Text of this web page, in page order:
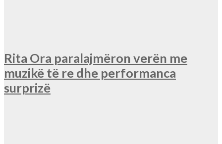
Rita Ora paralajmëron verën me
muzikë të re dhe performanca
surprizë